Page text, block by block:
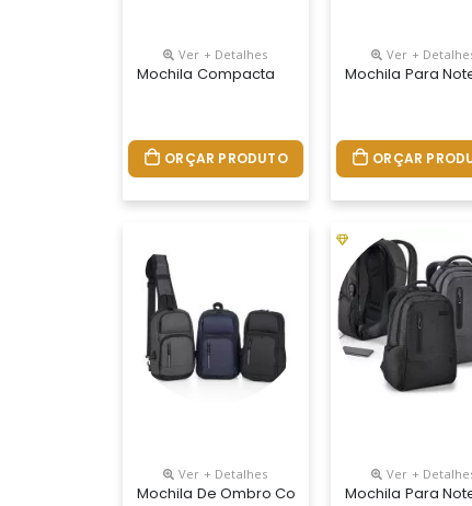
Ver + Detalhes
Mochila Compacta
ORÇAR PRODUTO
Ver +
Mochila Para
ORÇAR
Ver + Detalhes
Mochila De Ombro Com Entrada Usb
Ver +
Mochila Para